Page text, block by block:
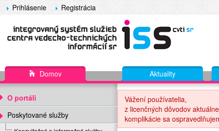
Prihlásenie Registrácia
Domov Aktuality
O portáli
Poskytované služby
Vážení používatelia,
z licenčných dôvodov
komplikácie sa